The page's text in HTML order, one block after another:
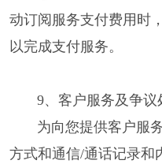
动订阅服务支付费用时
以完成支付服务。
9、客户服务及争议
为向您提供客户服务
方式和通信/通话记录和